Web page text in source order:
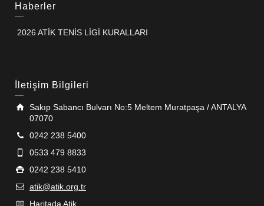
Haberler
2026 ATİK TENİS LİGİ KURALLARI
İletişim Bilgileri
Sakıp Sabancı Bulvarı No:5 Meltem Muratpaşa / ANTALYA
07070
0242 238 5400
0533 479 8833
0242 238 5410
atik@atik.org.tr
Haritada Atik